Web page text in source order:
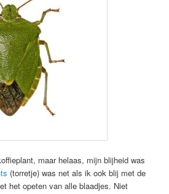
maar helaas, mijn blijheid was
(torretje) was net als ik ook blij met de
het opeten van alle blaadjes. Niet